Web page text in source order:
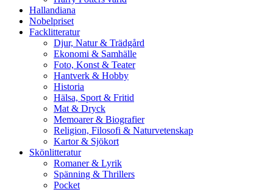
Hallandiana
Nobelpriset
Facklitteratur
Djur, Natur & Trädgård
Ekonomi & Samhälle
Foto, Konst & Teater
Hantverk & Hobby
Historia
Hälsa, Sport & Fritid
Mat & Dryck
Memoarer & Biografier
Religion, Filosofi & Naturvetenskap
Kartor & Sjökort
Skönlitteratur
Romaner & Lyrik
Spänning & Thrillers
Pocket